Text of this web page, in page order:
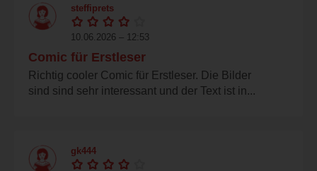
steffiprets
10.06.2026 – 12:53
Comic für Erstleser
Richtig cooler Comic für Erstleser. Die Bilder
sind sind sehr interessant und der Text ist in...
gk444